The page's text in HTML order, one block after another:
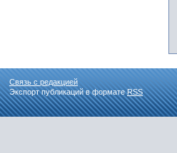
Связь с редакцией
Экспорт публикаций в форматеRSS